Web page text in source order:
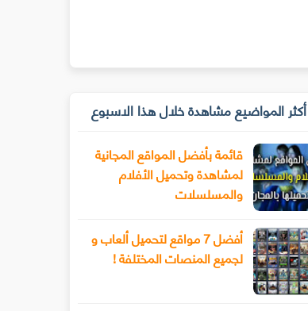
أكثر المواضيع مشاهدة خلال هذا الاسبوع
قائمة بأفضل المواقع المجانية
لمشاهدة وتحميل الأفلام
والمسلسلات
أفضل 7 مواقع لتحميل ألعاب و
لجميع المنصات المختلفة !